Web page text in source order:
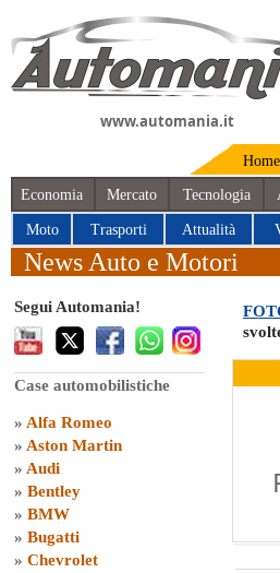
www.automania.it
Home
Economia Mercato Tecnologia
Moto Trasporti Attualità
News Auto e Motori
Segui Automania!
Case automobilistiche
» Alfa Romeo
» Aston Martin
» Audi
» Bentley
» BMW
» Bugatti
» Chevrolet